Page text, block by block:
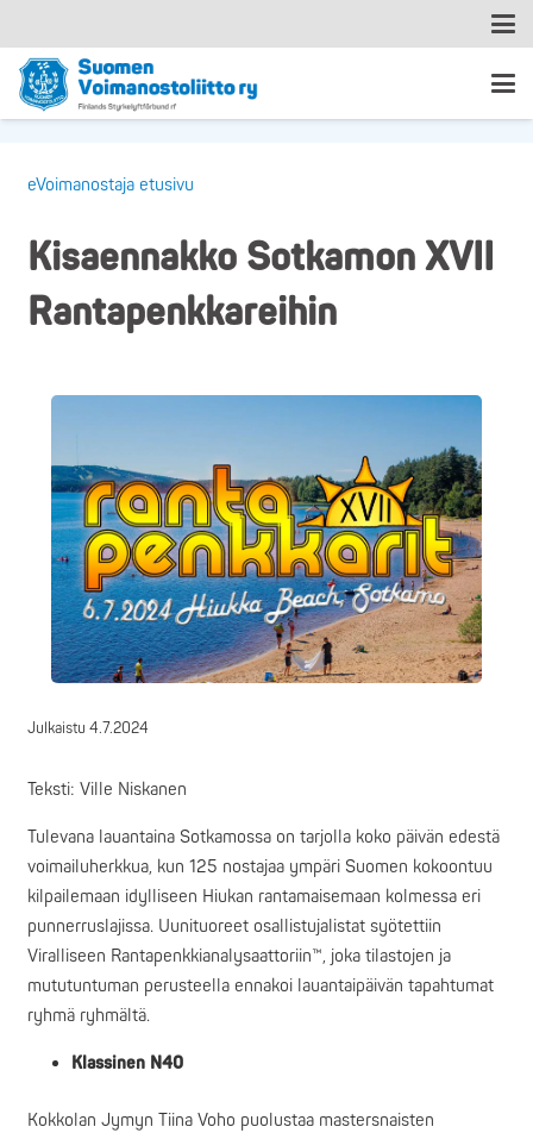
eVoimanostaja etusivu
Kisaennakko Sotkamon XVII
Rantapenkkareihin
Julkaistu 4.7.2024
Teksti: Ville Niskanen
Tulevana lauantaina Sotkamossa on tarjolla koko päivän edestä
voimailuherkkua, kun 125 nostajaa ympäri Suomen kokoontuu
kilpailemaan idylliseen Hiukan rantamaisemaan kolmessa eri
punnerruslajissa. Uunituoreet osallistujalistat syötettiin
Viralliseen Rantapenkkianalysaattoriin™, joka tilastojen ja
mututuntuman perusteella ennakoi lauantaipäivän tapahtumat
ryhmä ryhmältä.
Klassinen N40
Kokkolan Jymyn Tiina Voho puolustaa mastersnaisten